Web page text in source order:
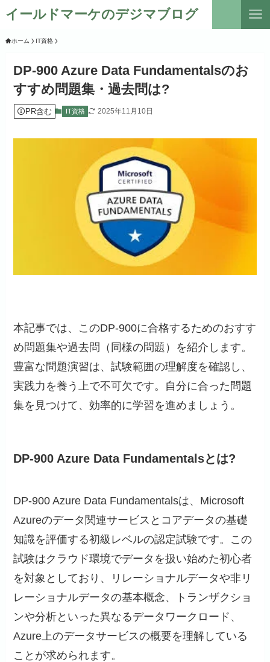
イールドマーケのデジマブログ
ホーム IT資格
DP-900 Azure Data Fundamentalsのお
すすめ問題集・過去問は?
PR含む IT資格 2025年11月10日
本記事では、このDP-900に合格するためのおすす
め問題集や過去問（同様の問題）を紹介します。
豊富な問題演習は、試験範囲の理解度を確認し、
実践力を養う上で不可欠です。自分に合った問題
集を見つけて、効率的に学習を進めましょう。
DP-900 Azure Data Fundamentalsとは?
DP-900 Azure Data Fundamentalsは、Microsoft
Azureのデータ関連サービスとコアデータの基礎
知識を評価する初級レベルの認定試験です。この
試験はクラウド環境でデータを扱い始めた初心者
を対象としており、リレーショナルデータや非リ
レーショナルデータの基本概念、トランザクショ
ンや分析といった異なるデータワークロード、
Azure上のデータサービスの概要を理解している
ことが求められます。